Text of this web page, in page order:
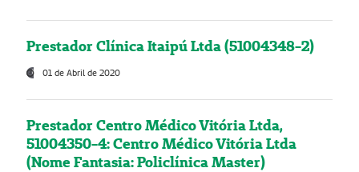
Prestador Clínica Itaipú Ltda (51004348-2)
01 de Abril de 2020
Prestador Centro Médico Vitória Ltda,
51004350-4: Centro Médico Vitória Ltda
(Nome Fantasia: Policlínica Master)